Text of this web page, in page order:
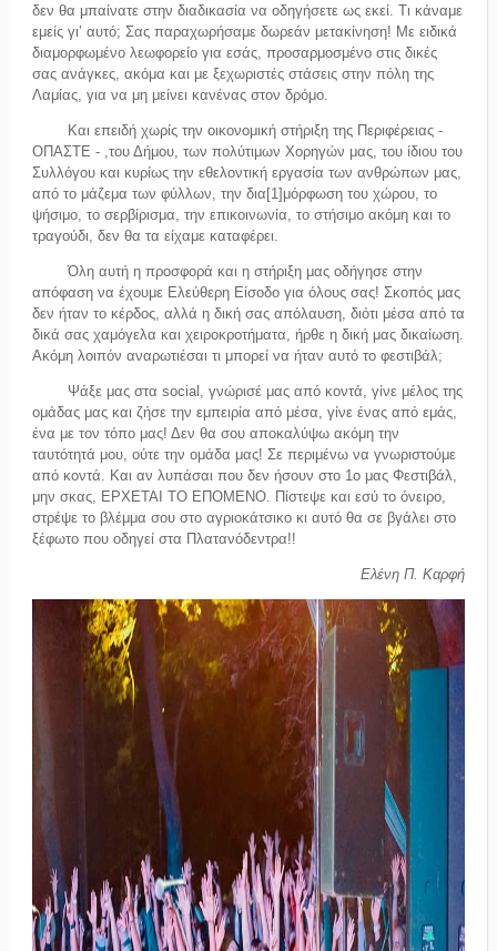
δεν θα μπαίνατε στην διαδικασία να οδηγήσετε ως εκεί. Τι κάναμε
εμείς γι’ αυτό; Σας παραχωρήσαμε δωρεάν μετακίνηση! Με ειδικά
διαμορφωμένο λεωφορείο για εσάς, προσαρμοσμένο στις δικές
σας ανάγκες, ακόμα και με ξεχωριστές στάσεις στην πόλη της
Λαμίας, για να μη μείνει κανένας στον δρόμο.
Και επειδή χωρίς την οικονομική στήριξη της Περιφέρειας -
ΟΠΑΣΤΕ - ,του Δήμου, των πολύτιμων Χορηγών μας, του ίδιου του
Συλλόγου και κυρίως την εθελοντική εργασία των ανθρώπων μας,
από το μάζεμα των φύλλων, την δια[1]μόρφωση του χώρου, το
ψήσιμο, το σερβίρισμα, την επικοινωνία, το στήσιμο ακόμη και το
τραγούδι, δεν θα τα είχαμε καταφέρει.
Όλη αυτή η προσφορά και η στήριξη μας οδήγησε στην
απόφαση να έχουμε Ελεύθερη Είσοδο για όλους σας! Σκοπός μας
δεν ήταν το κέρδος, αλλά η δική σας απόλαυση, διότι μέσα από τα
δικά σας χαμόγελα και χειροκροτήματα, ήρθε η δική μας δικαίωση.
Ακόμη λοιπόν αναρωτιέσαι τι μπορεί να ήταν αυτό το φεστιβάλ;
Ψάξε μας στα social, γνώρισέ μας από κοντά, γίνε μέλος της
ομάδας μας και ζήσε την εμπειρία από μέσα, γίνε ένας από εμάς,
ένα με τον τόπο μας! Δεν θα σου αποκαλύψω ακόμη την
ταυτότητά μου, ούτε την ομάδα μας! Σε περιμένω να γνωριστούμε
από κοντά. Και αν λυπάσαι που δεν ήσουν στο 1ο μας Φεστιβάλ,
μην σκας, ΕΡΧΕΤΑΙ ΤΟ ΕΠΟΜΕΝΟ. Πίστεψε και εσύ το όνειρο,
στρέψε το βλέμμα σου στο αγριοκάτσικο κι αυτό θα σε βγάλει στο
ξέφωτο που οδηγεί στα Πλατανόδεντρα!!
Ελένη Π. Καρφή